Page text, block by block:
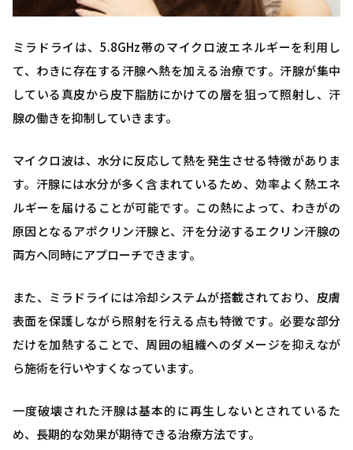
ミラドライは、5.8GHz帯のマイクロ波エネルギーを利用し
て、わきに存在する汗腺へ熱を加える治療です。汗腺が集中
している真皮から皮下脂肪にかけての層を狙って照射し、汗
腺の働きを抑制していきます。
マイクロ波は、水分に反応して熱を発生させる特徴がありま
す。汗腺には水分が多く含まれているため、効率よく熱エネ
ルギーを届けることが可能です。この熱によって、わきがの
原因となるアポクリン汗腺と、汗を分泌するエクリン汗腺の
両方へ同時にアプローチできます。
また、ミラドライには冷却システムが搭載されており、皮膚
表面を保護しながら照射を行える点も特徴です。必要な部分
だけを加熱することで、周囲の組織へのダメージを抑えなが
ら施術を行いやすくなっています。
一度破壊された汗腺は基本的に再生しないとされているた
め、長期的な効果が期待できる治療方法です。